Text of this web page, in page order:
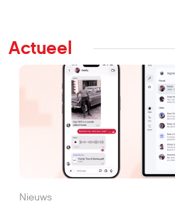
Actueel
Nieuws